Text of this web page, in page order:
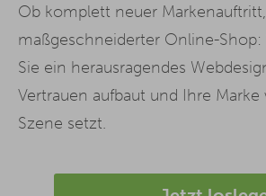
Ob komplett neuer
maßgeschneiderter Online-
Sie ein herausragendes
Vertrauen aufbaut und Ihre Marke
Szene setzt.